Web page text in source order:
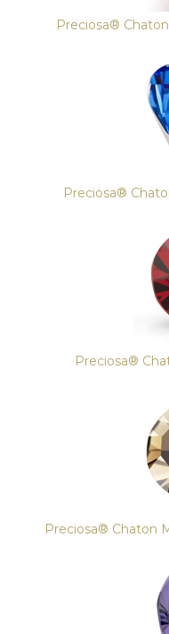
Preciosa®
Preciosa®
Preciosa®
Preciosa® Chaton